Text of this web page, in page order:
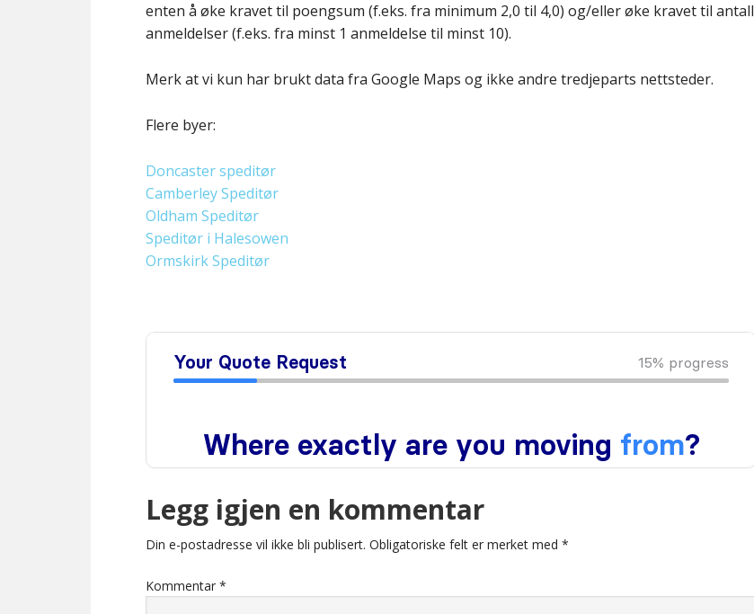
enten å øke kravet til poengsum (f.eks. fra minimum 2,0 til 4,0) og/eller øke kravet til antall
anmeldelser (f.eks. fra minst 1 anmeldelse til minst 10).
Merk at vi kun har brukt data fra Google Maps og ikke andre tredjeparts nettsteder.
Flere byer:
Doncaster speditør
Camberley Speditør
Oldham Speditør
Speditør i Halesowen
Ormskirk Speditør
Legg igjen en kommentar
Din e-postadresse vil ikke bli publisert. Obligatoriske felt er merket med *
Kommentar *